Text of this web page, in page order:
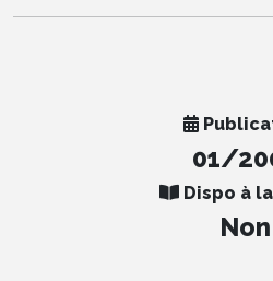
01/
Dispo à
Non